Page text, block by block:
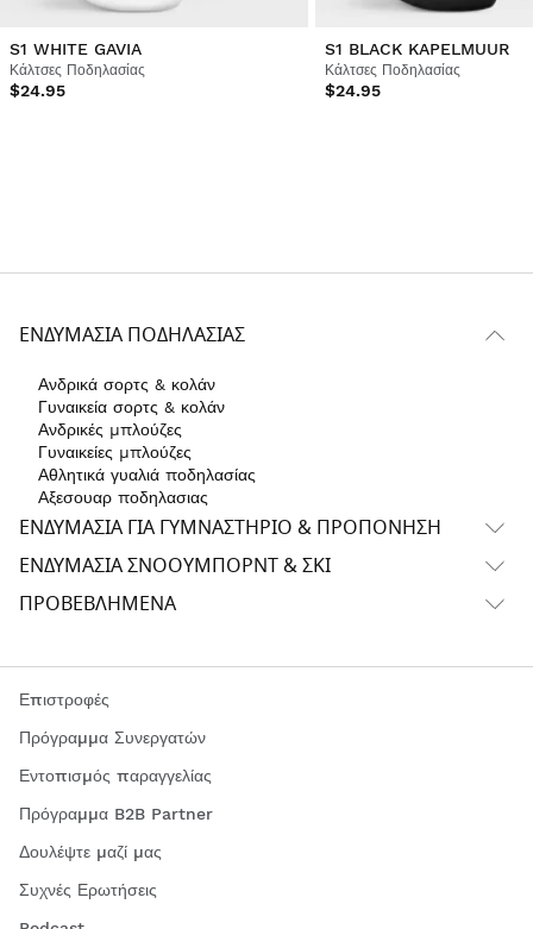
S1 WHITE GAVIA
Κάλτσες Ποδηλασίας
$24.95
S1 BLACK KAPELMUUR
Κάλτσες Ποδηλασίας
$24.95
ΕΝΔΥΜΑΣΊΑ ΠΟΔΗΛΑΣΊΑΣ
Ανδρικά σορτς & κολάν
Γυναικεία σορτς & κολάν
Ανδρικές μπλούζες
Γυναικείες μπλούζες
Αθλητικά γυαλιά ποδηλασίας
Αξεσουαρ ποδηλασιας
ΕΝΔΥΜΑΣΊΑ ΓΙΑ ΓΥΜΝΑΣΤΉΡΙΟ & ΠΡΟΠΌΝΗΣΗ
ΕΝΔΥΜΑΣΊΑ ΣΝΌΟΥΜΠΟΡΝΤ & ΣΚΙ
ΠΡΟΒΕΒΛΗΜΈΝΑ
Επιστροφές
Πρόγραμμα Συνεργατών
Εντοπισμός παραγγελίας
Πρόγραμμα B2B Partner
Δουλέψτε μαζί μας
Συχνές Ερωτήσεις